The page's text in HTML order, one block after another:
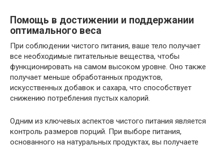
Помощь в достижении и поддержании
оптимального веса
При соблюдении чистого питания, ваше тело получает
все необходимые питательные вещества, чтобы
функционировать на самом высоком уровне. Оно также
получает меньше обработанных продуктов,
искусственных добавок и сахара, что способствует
снижению потребления пустых калорий.
Одним из ключевых аспектов чистого питания является
контроль размеров порций. При выборе питания,
основанного на натуральных продуктах, вы получаете